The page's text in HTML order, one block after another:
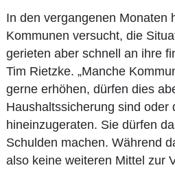
In den vergangenen Monaten
Kommunen versucht, die
gerieten aber schnell an ihre
Tim Rietzke. „Manche
gerne erhöhen, dürfen dies
Haushaltssicherung sind oder
hineinzugeraten. Sie dürfen
Schulden machen. Während
also keine weiteren Mittel zur